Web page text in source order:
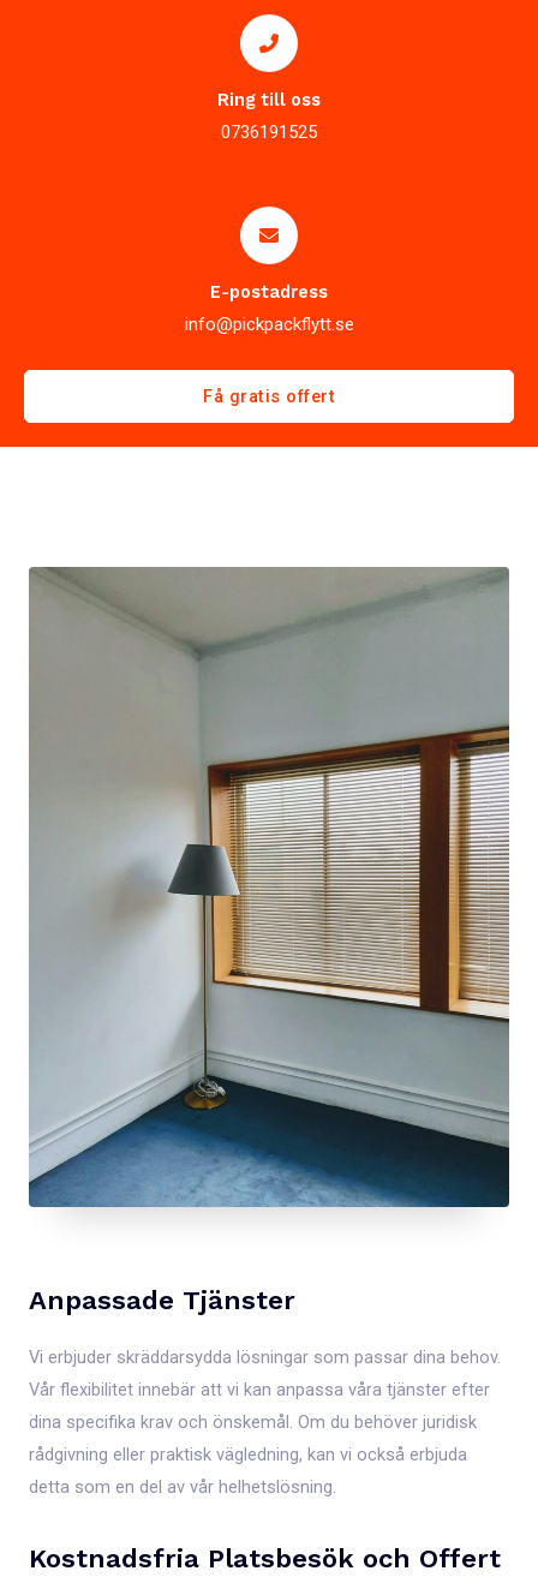
Ring till oss
0736191525
E-postadress
info@pickpackflytt.se
Få gratis offert
Anpassade Tjänster
Vi erbjuder skräddarsydda lösningar som passar dina behov.
Vår flexibilitet innebär att vi kan anpassa våra tjänster efter
dina specifika krav och önskemål. Om du behöver juridisk
rådgivning eller praktisk vägledning, kan vi också erbjuda
detta som en del av vår helhetslösning.
Kostnadsfria Platsbesök och Offert